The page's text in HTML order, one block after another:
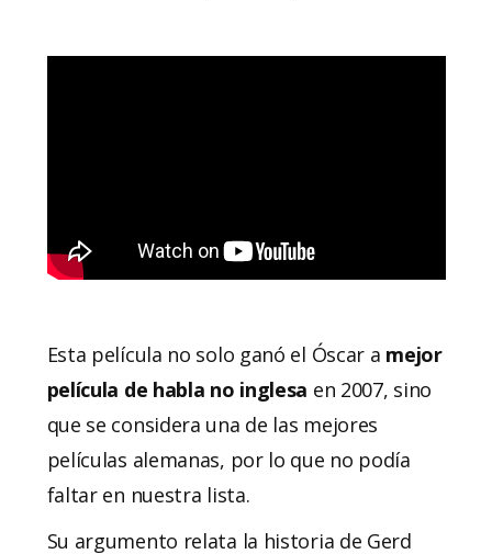
Esta película no solo ganó el Óscar a mejor
película de habla no inglesa en 2007, sino
que se considera una de las mejores
películas alemanas, por lo que no podía
faltar en nuestra lista.
Su argumento relata la historia de Gerd